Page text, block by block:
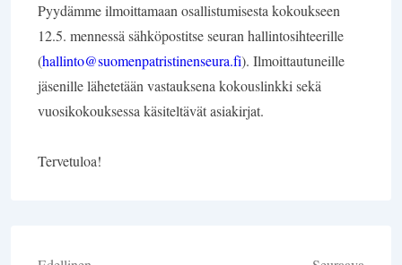
Pyydämme ilmoittamaan osallistumisesta kokoukseen
12.5. mennessä sähköpostitse seuran hallintosihteerille
(hallinto@suomenpatristinenseura.fi). Ilmoittautuneille
jäsenille lähetetään vastauksena kokouslinkki sekä
vuosikokouksessa käsiteltävät asiakirjat.
Tervetuloa!